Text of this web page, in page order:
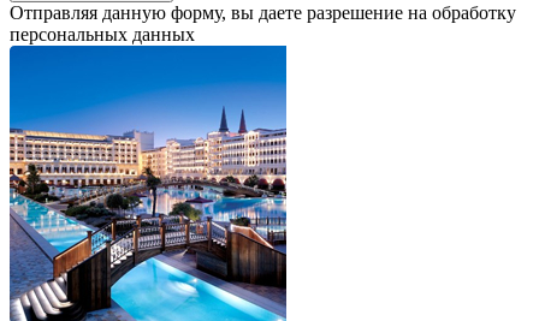
Отправляя данную форму, вы даете разрешение на обработку
персональных данных